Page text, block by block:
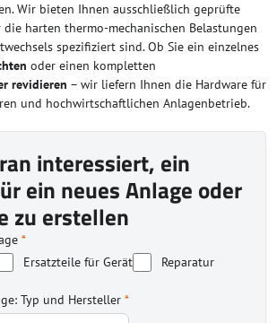
Wir bieten Ihnen ausschließlich geprüfte
die harten thermo-mechanischen Belastungen
spezifiziert sind. Ob Sie ein einzelnes
oder einen kompletten
revidieren – wir liefern Ihnen die Hardware für
und hochwirtschaftlichen Anlagenbetrieb.
interessiert, ein
ein neues Anlage oder
zu erstellen
*
Ersatzteile für Gerät
Reparatur
Typ und Hersteller *